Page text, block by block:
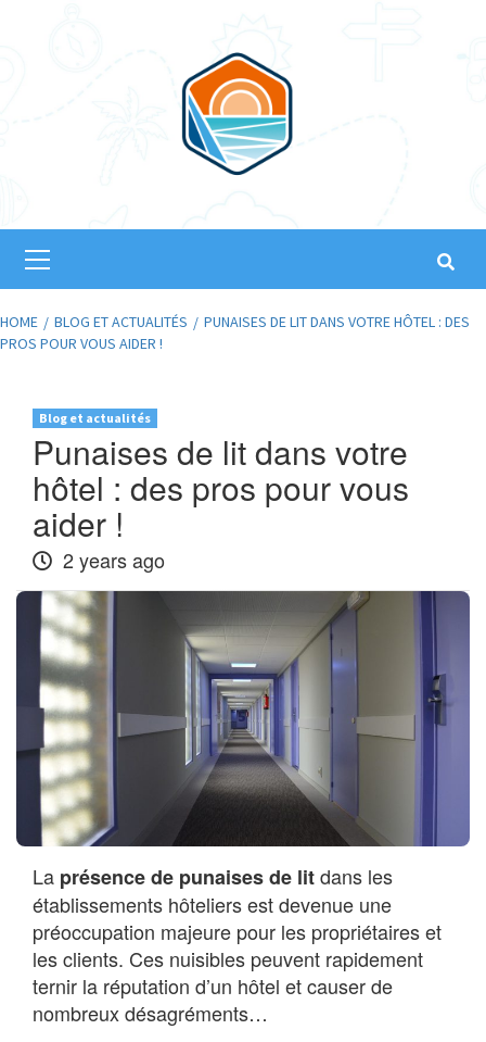
Menu
HOME BLOG ET ACTUALITÉS
PUNAISES DE LIT DANS VOTRE HÔTEL : DES
PROS POUR VOUS AIDER !
Blog et actualités
Punaises de lit dans votre
hôtel : des pros pour vous
aider !
2 years ago
La présence de punaises de litdans les
établissements hôteliers est devenue une
préoccupation majeure pour les propriétaires et
les clients. Ces nuisibles peuvent rapidement
ternir la réputation d’un hôtel et causer de
nombreux désagréments…